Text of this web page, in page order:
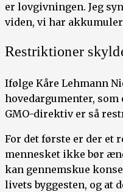
er lovgivningen. Jeg
viden, vi har
Restriktioner
Ifølge Kåre Lehmann
hovedargumenter,
GMO-direktiv er så
For det første er der et
mennesket ikke bør
kan gennemskue
livets byggesten, og at